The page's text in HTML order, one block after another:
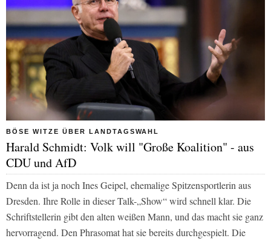
BÖSE WITZE ÜBER LANDTAGSWAHL
Harald Schmidt: Volk will "Große Koalition" - aus
CDU und AfD
Denn da ist ja noch Ines Geipel, ehemalige Spitzensportlerin aus
Dresden. Ihre Rolle in dieser Talk-„Show“ wird schnell klar. Die
Schriftstellerin gibt den alten weißen Mann, und das macht sie ganz
hervorragend. Den Phrasomat hat sie bereits durchgespielt. Die